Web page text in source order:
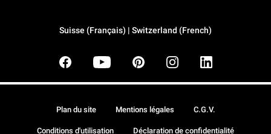
Suisse (Français) | Switzerland (French)
Plan du site Mentions légales C.G.V.
Conditions d'utilisation Déclaration de confidentialité